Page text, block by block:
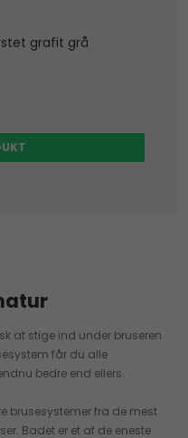
grafit grå
at stige ind under bruseren
får du alle
bedre end ellers.
brusesystemer fra de mest
Badet er et af de eneste